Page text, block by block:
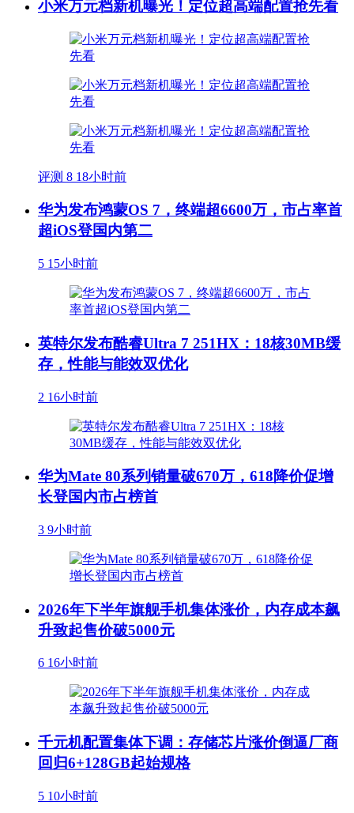
小米万元档新机曝光！定位超高端配置抢先看
评测 8 18小时前
华为发布鸿蒙OS 7，终端超6600万，市占率首
超iOS登国内第二
5 15小时前
英特尔发布酷睿Ultra 7 251HX：18核30MB缓
存，性能与能效双优化
2 16小时前
华为Mate 80系列销量破670万，618降价促增
长登国内市占榜首
3 9小时前
2026年下半年旗舰手机集体涨价，内存成本飙
升致起售价破5000元
6 16小时前
千元机配置集体下调：存储芯片涨价倒逼厂商
回归6+128GB起始规格
5 10小时前